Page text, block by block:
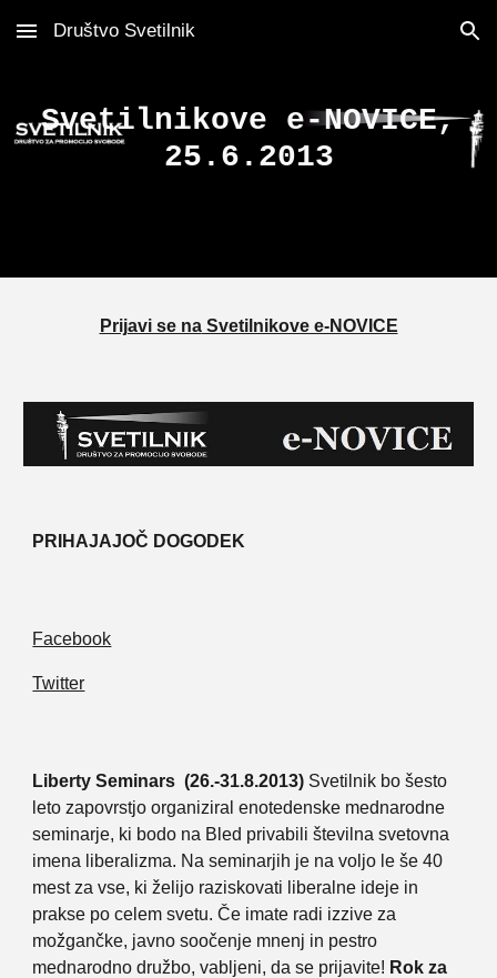
Skip to main content Skip to navigation
Društvo Svetilnik
Svetilnikove e-NOVICE,
25.6.2013
Prijavi se naSvetilnikove e-NOVICE
PRIHAJAJOČ DOGODEK
Facebook
Twitter
Liberty Seminars (26.-31.8.2013) Svetilnik bo šesto
leto zapovrstjo organiziral enotedenske mednarodne
seminarje, ki bodo na Bled privabili številna svetovna
imena liberalizma. Na seminarjih je na voljo le še 40
mest za vse, ki želijo raziskovati liberalne ideje in
prakse po celem svetu. Če imate radi izzive za
možgančke, javno soočenje mnenj in pestro
mednarodno družbo, vabljeni, da se prijavite! Rok za